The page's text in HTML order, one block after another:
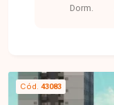
Dorm.
Cód. 43083